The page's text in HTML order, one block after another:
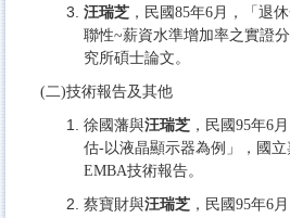
汪瑞芝 ，民國85年6月，「退
聯性~薪資水準增加率之實證
究所碩士論文。
(二)技術報告及其他
徐國藩與汪瑞芝 ，民國95年6
估-以液晶顯示器為例」，國
EMBA技術報告。
蔡寶財與汪瑞芝 ，民國95年6